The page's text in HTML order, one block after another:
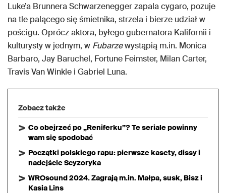
Luke’a Brunnera Schwarzenegger zapala cygaro, pozuje
na tle palącego się śmietnika, strzela i bierze udział w
pościgu. Oprócz aktora, byłego gubernatora Kalifornii i
kulturysty w jednym, w Fubarzewystąpią m.in. Monica
Barbaro, Jay Baruchel, Fortune Feimster, Milan Carter,
Travis Van Winkle i Gabriel Luna.
Zobacz także
Co obejrzeć po „Reniferku”? Te seriale powinny
wam się spodobać
Początki polskiego rapu: pierwsze kasety, dissy i
nadejście Scyzoryka
WROsound 2024. Zagrają m.in. Małpa, susk, Bisz i
Kasia Lins